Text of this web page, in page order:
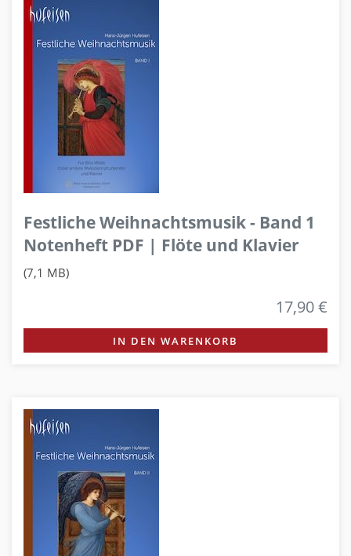
Festliche Weihnachtsmusik - Band 1
Notenheft PDF | Flöte und Klavier
(7,1 MB)
17,90 €
IN DEN WARENKORB